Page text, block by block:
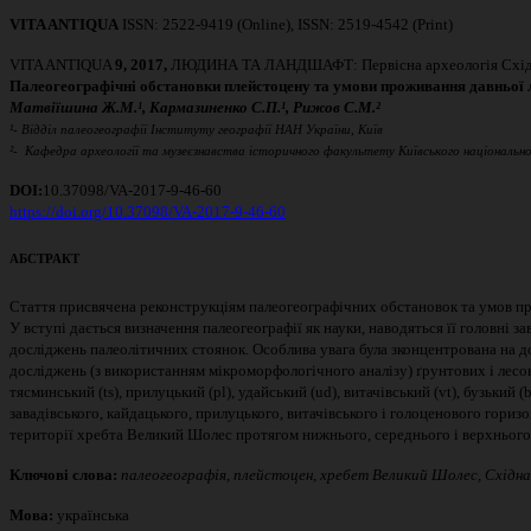
VITA ANTIQUA ISSN: 2522-9419 (Online), ISSN: 2519-4542 (Print)
VITA ANTIQUA 9, 2017, ЛЮДИНА ТА ЛАНДШАФТ: Первісна археологія
Палеогеографічні обстановки плейстоцену та умови проживання
Матвіїшина Ж.М.¹, Кармазиненко С.П.¹, Рижов С.М.²
¹- В ідділ палеогеографії Інституту географії НАН України, Київ
²-
Кафедра археології та музеєзнавства історичного факультету Київського
DOI: 10.37098/VA-2017-9-46-60
https://doi.org/10.37098/VA-2017-9-46-60
АБСТРАКТ
Стаття присвячена реконструкціям палеогеографічних обстановок та умов
У вступі дається визначення палеогеографії як науки, наводяться її
досліджень палеолітичних стоянок. Особлива увага була зконцентрована на
досліджень (з використанням мікроморфологічного аналізу) ґрунтових і
тясминський (ts), прилуцький (pl), удайський (ud), витачівський (vt), бузький
завадівського, кайдацького, прилуцького, витачівського і голоценового
території хребта Великий Шолес протягом нижнього, середнього і верхнього
Ключові слова: палеогеографія, плейстоцен, хребет Великий Шолес,
Мова: українська